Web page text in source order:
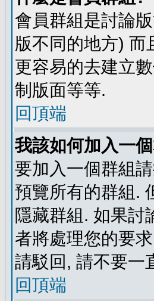
會員群組是討論
版不同的地方) 而
更容易的去建立
制版面等等.
回頂端
我該如何加入一
要加入一個群組
預覽所有的群組.
隱藏群組. 如果討
者將處理您的要
請駁回, 請不要一
回頂端